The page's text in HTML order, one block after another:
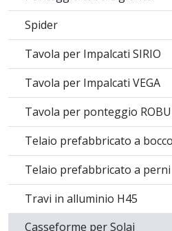
Ponteggi
Copertura Rooftop
Ponteggio multidirezionale
Ponteggio sicuro Risk Free
Ponteggio tubo e giunto
Spider
Tavola per Impalcati SIRIO
Tavola per Impalcati VEGA